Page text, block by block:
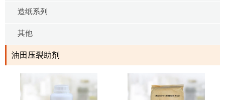
造纸系列
其他
油田压裂助剂